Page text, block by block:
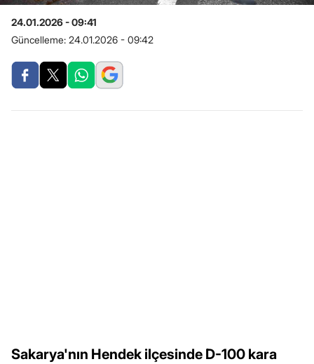
24.01.2026 - 09:41
Güncelleme: 24.01.2026 - 09:42
Sakarya'nın Hendek ilçesinde D-100 kara